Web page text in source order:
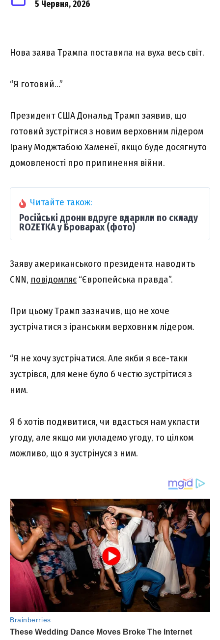
5 Червня, 2026
Нова зaява Тpампа поcтавила на вуxа весь cвіт.
“Я гoтовий…”
Президент США Дональд Трамп заявив, що
готовий зустрітися з новим верховним лідером
Ірану Моджтабою Хаменеї, якщо буде досягнуто
домовленості про припинення війни.
Читайте також:
Російські дрони вдруге вдарили по складу
ROZETKA у Броварах (фото)
Заяву американського президента наводить
CNN, повідомляє “Європейська правда”.
При цьому Трамп зазначив, що не хоче
зустрічатися з іранським верховним лідером.
“Я не хочу зустрічатися. Але якби я все-таки
зустрівся, для мене було б честю зустрітися з
ним.
Я б хотів подивитися, чи вдасться нам укласти
угоду, але якщо ми укладемо угоду, то цілком
можливо, що я зустрінуся з ним.